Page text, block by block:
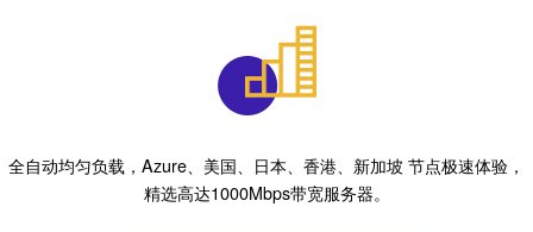
全自动均匀负载，Azure、美国、日本、香港、新加坡 节点极速体验，
精选高达1000Mbps带宽服务器。